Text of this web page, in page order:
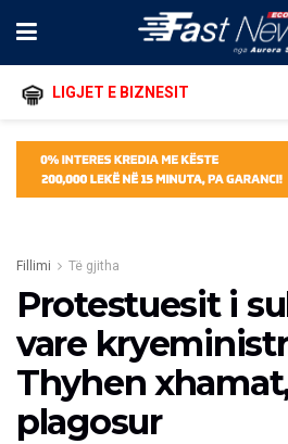
LIGJET E BIZNESIT
Fillimi Të gjitha
Protestuesit i
vare
Thyhen
plagosur